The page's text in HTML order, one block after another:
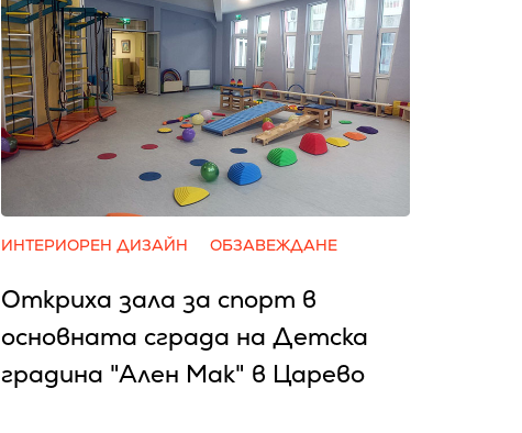
ИНТЕРИОРЕН ДИЗАЙН ОБЗАВЕЖДАНЕ
Откриха зала за спорт в
основната сграда на Детска
градина "Ален Мак" в Царево